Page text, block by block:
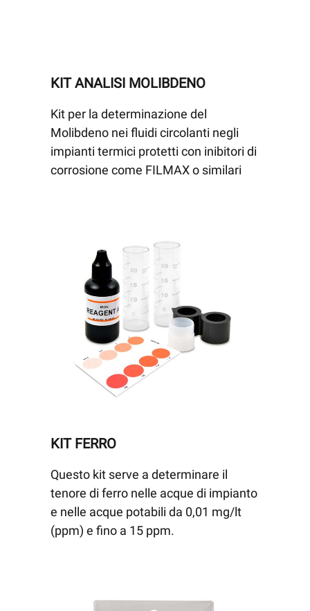
KIT ANALISI MOLIBDENO
Kit per la determinazione del
Molibdeno nei fluidi circolanti negli
impianti termici protetti con inibitori di
corrosione come FILMAX o similari
KIT FERRO
Questo kit serve a determinare il
tenore di ferro nelle acque di impianto
e nelle acque potabili da 0,01 mg/lt
(ppm) e fino a 15 ppm.